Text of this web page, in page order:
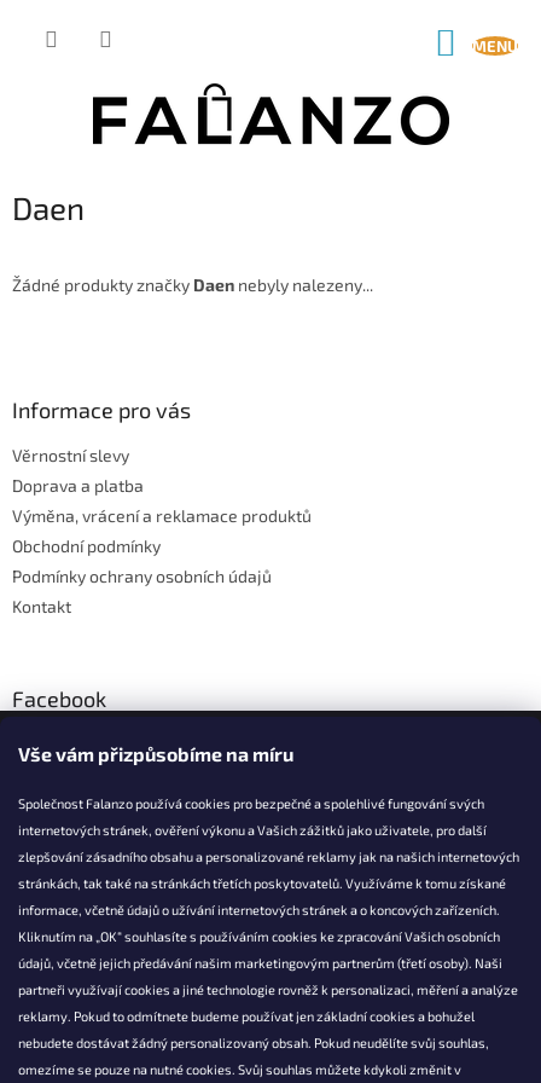
Vše vám přizpůsobíme na míru
Společnost Falanzo používá cookies pro bezpečné a spolehlivé fungování svých
internetových stránek, ověření výkonu a Vašich zážitků jako uživatele, pro další
zlepšování zásadního obsahu a personalizované reklamy jak na našich internetových
stránkách, tak také na stránkách třetích poskytovatelů. Využíváme k tomu získané
informace, včetně údajů o užívání internetových stránek a o koncových zařízeních.
Kliknutím na „OK“ souhlasíte s používáním cookies ke zpracování Vašich osobních
údajů, včetně jejich předávání našim marketingovým partnerům (třetí osoby). Naši
partneři využívají cookies a jiné technologie rovněž k personalizaci, měření a analýze
reklamy. Pokud to odmítnete budeme používat jen základní cookies a bohužel
nebudete dostávat žádný personalizovaný obsah. Pokud neudělíte svůj souhlas,
omezíme se pouze na nutné cookies. Svůj souhlas můžete kdykoli změnit v
Daen
Žádné produkty značky Daen nebyly nalezeny...
Informace pro vás
Věrnostní slevy
Doprava a platba
Výměna, vrácení a reklamace produktů
Obchodní podmínky
Podmínky ochrany osobních údajů
Kontakt
Facebook
KONTAKT
info@falanzo.cz
Falanzo.cz
FalanzoCZ